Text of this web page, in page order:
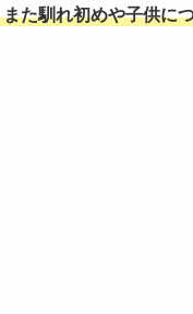
た馴れ初めや子供に